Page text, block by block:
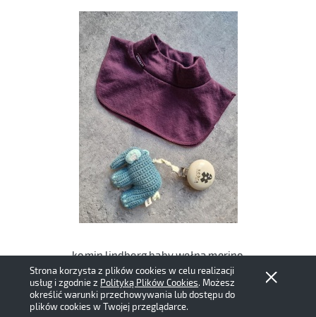
Strona korzysta z plików cookies w celu realizacji
usług i zgodnie z Polityką Plików Cookies. Możesz
określić warunki przechowywania lub dostępu do
plików cookies w Twojej przeglądarce.
komin lindberg baby wełna merino
36,00 zł
Do koszyka